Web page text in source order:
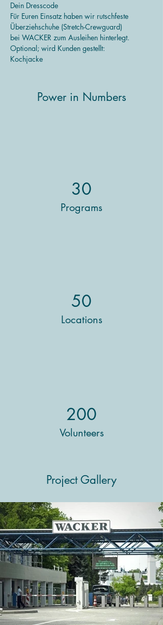
Dein Dresscode
Für Euren Einsatz haben wir rutschfeste
Überziehschuhe (Stretch-Crewguard)
bei WACKER zum Ausleihen hinterlegt.
Optional; wird Kunden gestellt:
Kochjacke
Power in Numbers
30
Programs
50
Locations
200
Volunteers
Project Gallery